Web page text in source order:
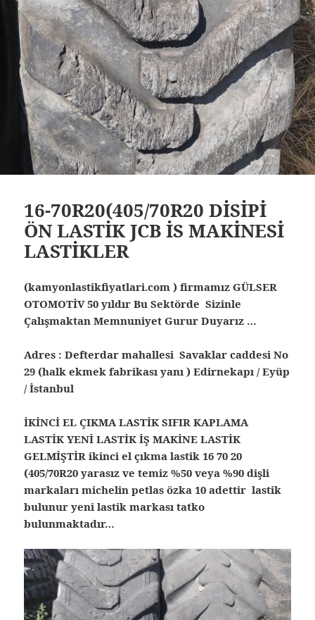
16-70R20(405/70R20 DİSİPİ
ÖN LASTİK JCB İS MAKİNESİ
LASTİKLER
(kamyonlastikfiyatlari.com ) firmamız GÜLSER
OTOMOTİV 50 yıldır Bu Sektörde Sizinle
Çalışmaktan Memnuniyet Gurur Duyarız …
Adres : Defterdar mahallesi Savaklar caddesi No
29 (halk ekmek fabrikası yanı ) Edirnekapı / Eyüp
/ İstanbul
İKİNCİ EL ÇIKMA LASTİK SIFIR KAPLAMA
LASTİK YENİ LASTİK İŞ MAKİNE LASTİK
GELMİŞTİR ikinci el çıkma lastik 16 70 20
(405/70R20 yarasız ve temiz %50 veya %90 dişli
markaları michelin petlas özka 10 adettir lastik
bulunur yeni lastik markası tatko
bulunmaktadır…